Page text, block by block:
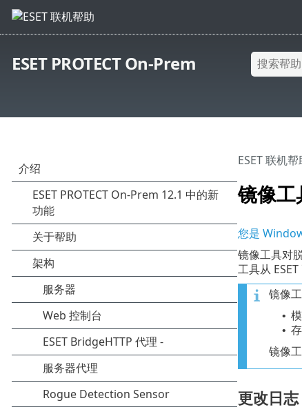
ESET PROTECT On-Prem
镜像
ESET 联机帮
您是
镜像工具对
工具从
镜像
•
•
镜像
更改日志